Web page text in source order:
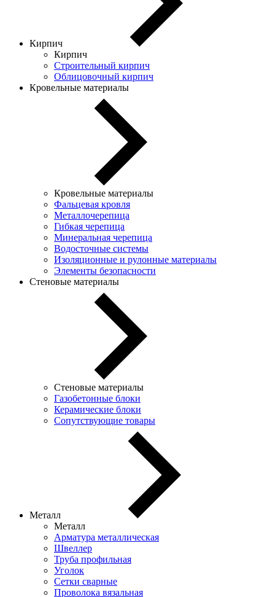
Кирпич
Кирпич
Строительный кирпич
Облицовочный кирпич
Кровельные материалы
Кровельные материалы
Фальцевая кровля
Металлочерепица
Гибкая черепица
Минеральная черепица
Водосточные системы
Изоляционные и рулонные материалы
Элементы безопасности
Стеновые материалы
Стеновые материалы
Газобетонные блоки
Керамические блоки
Сопутствующие товары
Металл
Металл
Арматура металлическая
Швеллер
Труба профильная
Уголок
Сетки сварные
Проволока вязальная